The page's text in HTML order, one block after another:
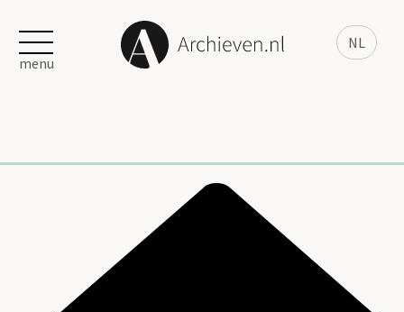
NL
menu